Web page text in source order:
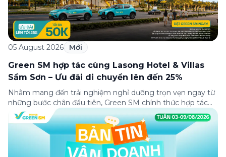
05 August 2026 Mới
Green SM hợp tác cùng Lasong Hotel & Villas
Sầm Sơn – Ưu đãi di chuyển lên đến 25%
Nhằm mang đến trải nghiệm nghỉ dưỡng trọn vẹn ngay từ
những bước chân đầu tiên, Green SM chính thức hợp tác
cùng Lasong Hotel & Villas Sầm Sơn triển khai chương trình
ưu đãi di chuyển dành riêng cho khách hàng có điểm đón
hoặc điểm đến tại khu nghỉ dưỡng. Từ khoảnh khắc […]